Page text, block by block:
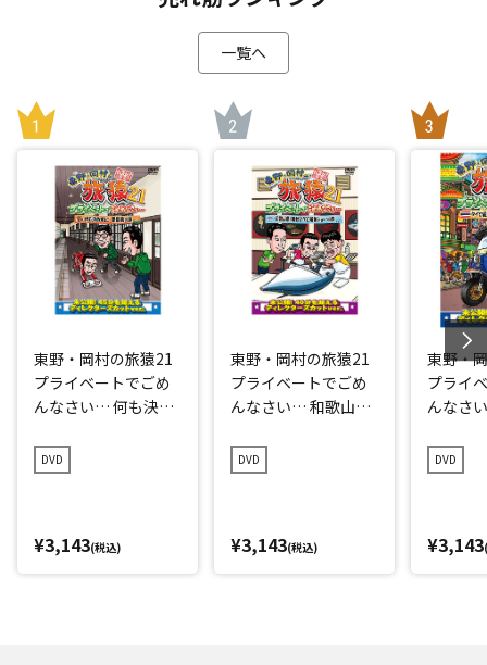
一覧へ
東野・岡村の旅猿21
プライベートでごめ
んなさい… 何も決め
ミアム完全版
DVD
¥3,143(税込)
東野・岡村の旅猿21
プライベートでごめ
んなさい… 和歌山県
ョーへの旅 プレミア
ム完全版
DVD
¥3,143(税込)
東野・
プライ
んなさ
編 プレ
DVD
¥3,143